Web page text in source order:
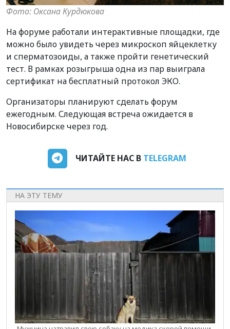
Фото: Оксана Курдюкова
На форуме работали интерактивные площадки, где
можно было увидеть через микроскоп яйцеклетку
и сперматозоиды, а также пройти генетический
тест. В рамках розыгрыша одна из пар выиграла
сертификат на бесплатный протокол ЭКО.
Организаторы планируют сделать форум
ежегодным. Следующая встреча ожидается в
Новосибирске через год.
ЧИТАЙТЕ НАС В TELEGRAM
НА ЭТУ ТЕМУ